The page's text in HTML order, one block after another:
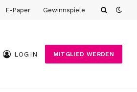
E-Paper Gewinnspiele
LOGIN MITGLIED WERDEN